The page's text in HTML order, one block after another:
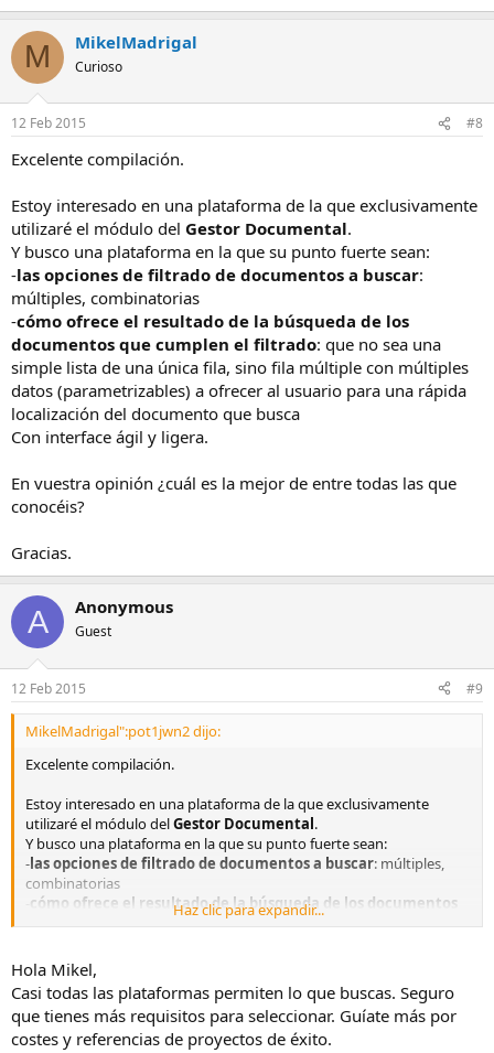
M MikelMadrigal
Curioso
12 Feb 2015 #8
Excelente compilación.
Estoy interesado en una plataforma de la que exclusivamente
utilizaré el módulo del Gestor Documental.
Y busco una plataforma en la que su punto fuerte sean:
-las opciones de filtrado de documentos a buscar:
múltiples, combinatorias
-cómo ofrece el resultado de la búsqueda de los
documentos que cumplen el filtrado: que no sea una
simple lista de una única fila, sino fila múltiple con múltiples
datos (parametrizables) a ofrecer al usuario para una rápida
localización del documento que busca
Con interface ágil y ligera.
En vuestra opinión ¿cuál es la mejor de entre todas las que
conocéis?
Gracias.
A Anonymous
Guest
12 Feb 2015 #9
MikelMadrigal":pot1jwn2 dijo:
Excelente compilación.
Estoy interesado en una plataforma de la que exclusivamente
utilizaré el módulo delGestor Documental.
Y busco una plataforma en la que su punto fuerte sean:
-las opciones de filtrado de documentos a buscar: múltiples,
combinatorias
cómo ofrece el resultado de la búsqueda de los documentos
: que no sea una simple lista de una única
al usuario para una rápida localización del documento que busca
Con interface ágil y ligera.
En vuestra opinión ¿cuál es la mejor de entre todas las que
conocéis?
Haz clic para expandir...
Hola Mikel,
Casi todas las plataformas permiten lo que buscas. Seguro
que tienes más requisitos para seleccionar. Guíate más por
costes y referencias de proyectos de éxito.